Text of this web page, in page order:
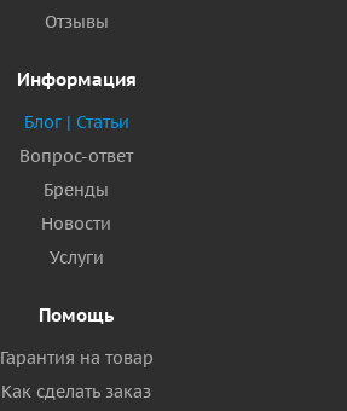
Отзывы
Информация
Блог | Статьи
Вопрос-ответ
Бренды
Новости
Услуги
Помощь
Гарантия на товар
Как сделать заказ